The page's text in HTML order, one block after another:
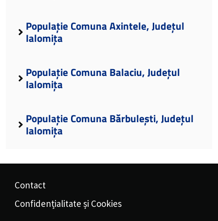
Populație Comuna Axintele, Județul
Ialomița
Populație Comuna Balaciu, Județul
Ialomița
Populație Comuna Bărbulești, Județul
Ialomița
Contact
Confidențialitate și Cookies